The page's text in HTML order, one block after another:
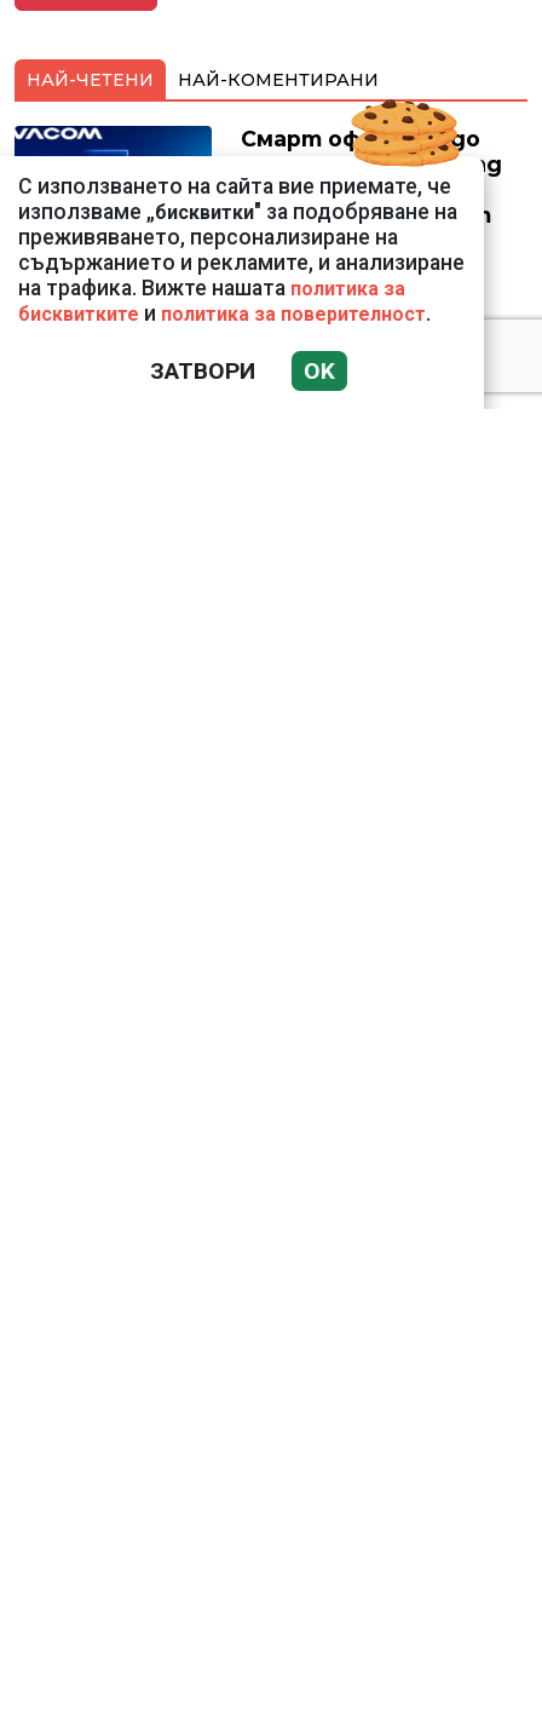
НАЙ-ЧЕТЕНИ НАЙ-КОМЕНТИРАНИ
Смарт оферти с до
90% отстъпка за над
150 устройства от
Vivacom през август
Подводни кадри от
Корфу разкриха
С използването на сайта вие приемате, че
използваме „бисквитки" за подобряване на
преживяването, персонализиране на
съдържанието и рекламите, и анализиране
на трафика. Вижте нашата политика за
бисквитките и политика за поверителност.
ЗАТВОРИ OK